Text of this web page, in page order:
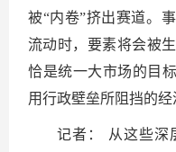
被“内卷”挤出赛道。
流动时，要素将会被
恰是统一大市场的目
用行政壁垒所阻挡的经
记者： 从这些深